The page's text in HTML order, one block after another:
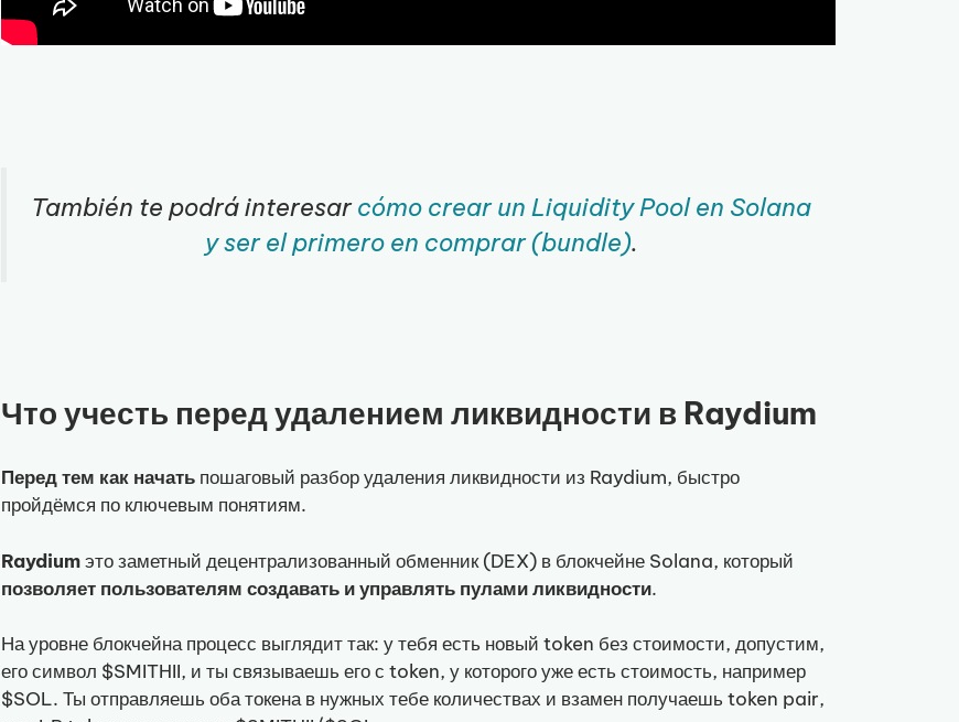
También te podrá interesarcómo crear un Liquidity Pool en Solana
y ser el primero en comprar (bundle).
Что учесть перед удалением ликвидности в Raydium
Перед тем как начать пошаговый разбор удаления ликвидности из Raydium, быстро
пройдёмся по ключевым понятиям.
Raydiumэто заметный децентрализованный обменник (DEX) в блокчейне Solana, который
позволяет пользователям создавать и управлять пулами ликвидности.
На уровне блокчейна процесс выглядит так: у тебя есть новый token без стоимости, допустим,
его символ $SMITHII, и ты связываешь его с token, у которого уже есть стоимость, например
$SOL. Ты отправляешь оба токена в нужных тебе количествах и взамен получаешь token pair,